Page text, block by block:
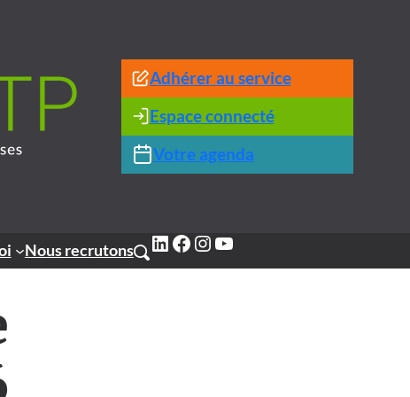
Adhérer au service
Espace connecté
Votre agenda
Nous recrutons LinkedIn
Facebook
Instagram
YouTube